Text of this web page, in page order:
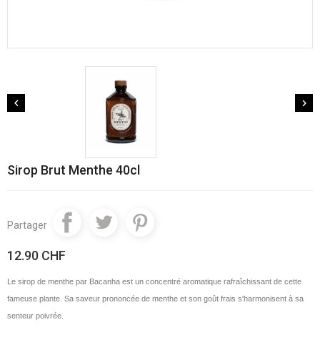
 
Sirop Brut Menthe 40cl
Partager
12.90 CHF
Le sirop de menthe par Bacanha est un concentré aromatique rafraîchissant de cette
fameuse plante. Sa saveur prononcée de menthe et son goût frais s'harmonisent à sa
senteur poivrée.